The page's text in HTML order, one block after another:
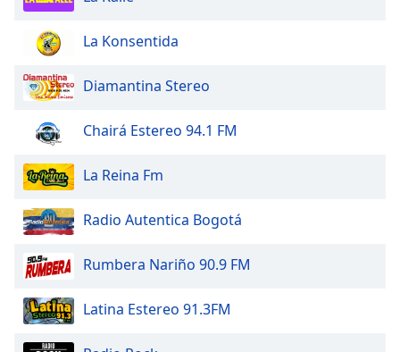
Escape
cancel
close
window.
Text
Color
Opacity
Background
Color
La Konsentida
Diamantina Stereo
Chairá Estereo 94.1 FM
La Reina Fm
Radio Autentica Bogotá
Rumbera Nariño 90.9 FM
Latina Estereo 91.3FM